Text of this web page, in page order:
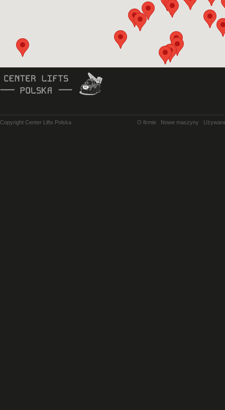
Copyright Center Lifts Polska O firmie Nowe maszyny